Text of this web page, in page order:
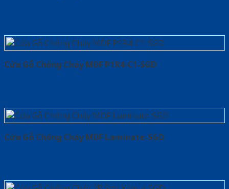
Cửa Gỗ Chống Cháy MDF P1R4-C1-SGD
Cửa Gỗ Chống Cháy MDF Laminate-SGD